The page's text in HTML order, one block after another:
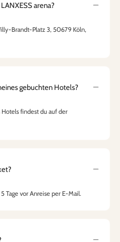
arena?
Brandt-Platz 3, 50679 Köln,
gebuchten Hotels?
findest du auf der
Tage vor Anreise per E-Mail.